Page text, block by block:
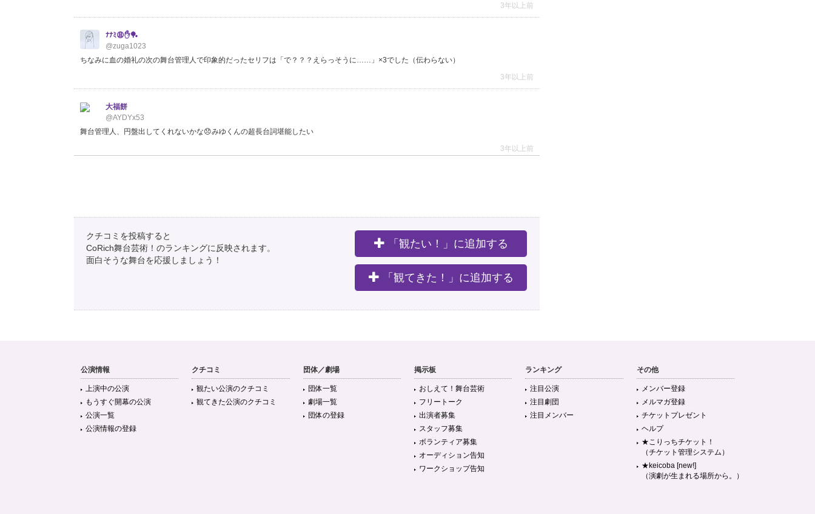
3年以上前
ﾅﾅﾐ😩✋🏓
@zuga1023
ちなみに血の婚礼の次の舞台管理人で印象的だったセリフは「で？？？えらっそうに……」×3でした（伝わらない）
3年以上前
大福餅
@AYDYx53
舞台管理人、円盤出してくれないかな😞みゆくんの超長台詞堪能したい
3年以上前
3年以上前
𝑦𝑢𝑘𝑖🎋
@_sophia__st
2022.12.4 マチネ 舞台『管理人』 昨日、大千穐楽を観劇してまいりました。 『管理人』人は誰かによって管理され、自分自身もまた誰か
を管理している。屋敷や物だけではなくて。無意識のうちに自分の物差しで人を測り、人を見定め…
https://t.co/9A7uH12X6n
3年以上前
眉毛脱色しろ、れんも。
@renneko26
舞台 管理人 デーヴィスがアストンに無視されたことによってこの部屋に自分が居ないというシーン これは結構印象的で 結局人は人に認知
https://t.co/JaE9C9uoQ0
クチコミを投稿すると
CoRich舞台芸術！のランキングに反映されます。
面白そうな舞台を応援しましょう！
「観たい！」に追加する
「観てきた！」に追加する
公演情報
上演中の公演
もうすぐ開幕の公演
公演一覧
公演情報の登録
クチコミ
観たい公演のクチコミ
観てきた公演のクチコミ
団体／劇場
団体一覧
劇場一覧
団体の登録
掲示板
おしえて！舞台芸術
フリートーク
出演者募集
スタッフ募集
ボランティア募集
オーディション告知
ワークショップ告知
ランキング
注目公演
注目劇団
注目メンバー
その他
メンバー登録
メルマガ登録
チケットプレゼント
ヘルプ
★こりっちチケット！
（チケット管理システム）
★keicoba [new!]
（演劇が生まれる場所から。）